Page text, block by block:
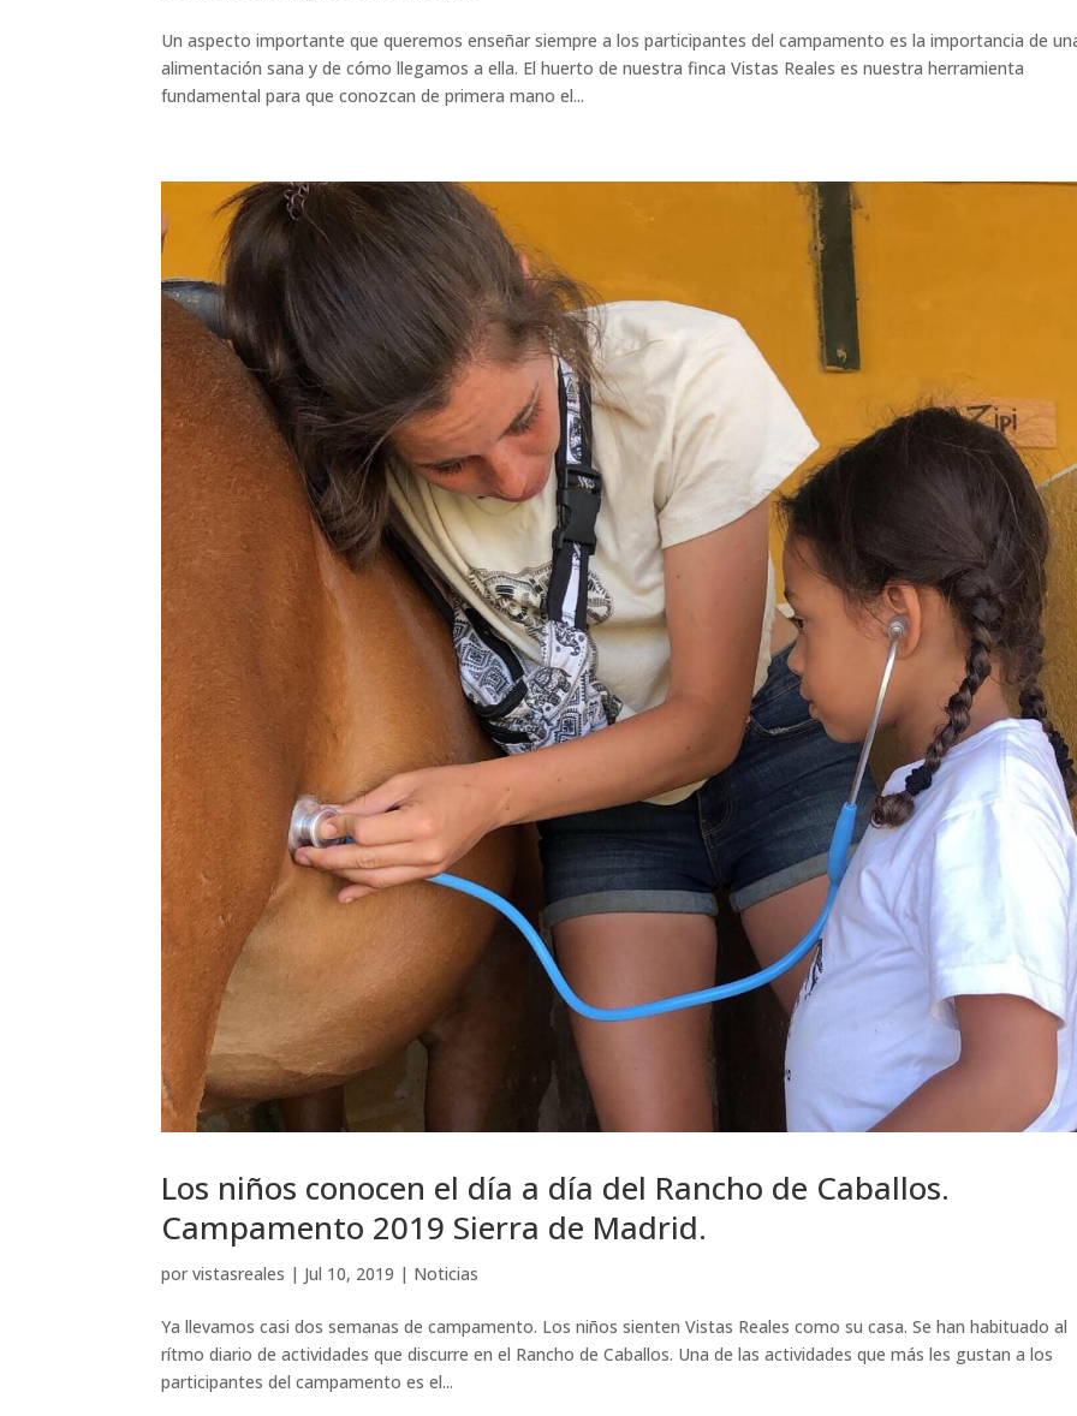
Un aspecto importante que queremos enseñar siempre a los participantes del campamento es la importancia de
alimentación sana y de cómo llegamos a ella. El huerto de nuestra finca Vistas Reales es nuestra herramienta
fundamental para que conozcan de primera mano el...
Los niños conocen el día a día del Rancho de Caballos.
Campamento 2019 Sierra de Madrid.
porvistasreales | Jul 10, 2019 | Noticias
Ya llevamos casi dos semanas de campamento. Los niños sienten Vistas Reales como su casa. Se han habituado al
rítmo diario de actividades que discurre en el Rancho de Caballos. Una de las actividades que más les gustan a los
participantes del campamento es el...